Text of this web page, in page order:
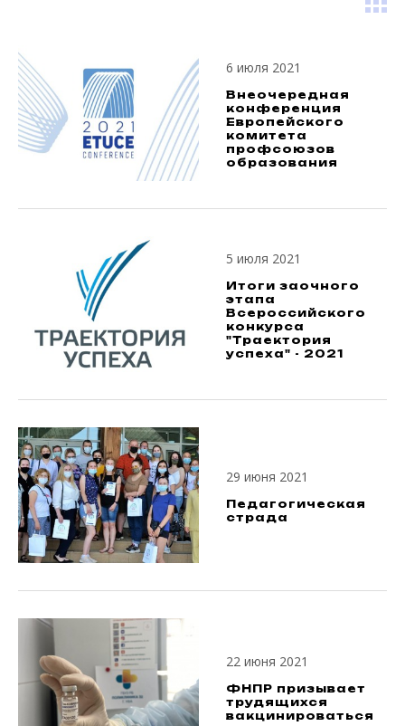
6 июля 2021
Внеочередная
конференция
Европейского
комитета
профсоюзов
образования
5 июля 2021
Итоги заочного
этапа
Всероссийского
конкурса
"Траектория
успеха" - 2021
29 июня 2021
Педагогическая
страда
22 июня 2021
ФНПР призывает
трудящихся
вакцинироваться